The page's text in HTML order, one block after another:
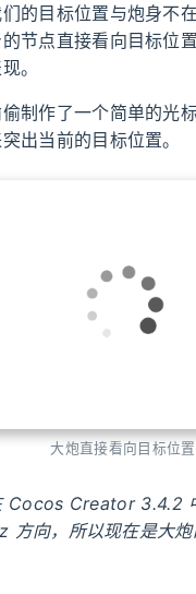
的目标位置与炮身不
节点直接看向目标位
。
制作了一个简单的光
出当前的目标位置。
大炮直接看向目标位置
Cocos Creator 3.4.2
方向，所以现在是大